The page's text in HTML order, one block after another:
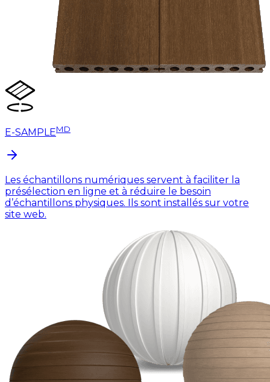
E-SAMPLEMD
Les échantillons numériques servent à faciliter la
présélection en ligne et à réduire le besoin
d’échantillons physiques. Ils sont installés sur votre
site web.